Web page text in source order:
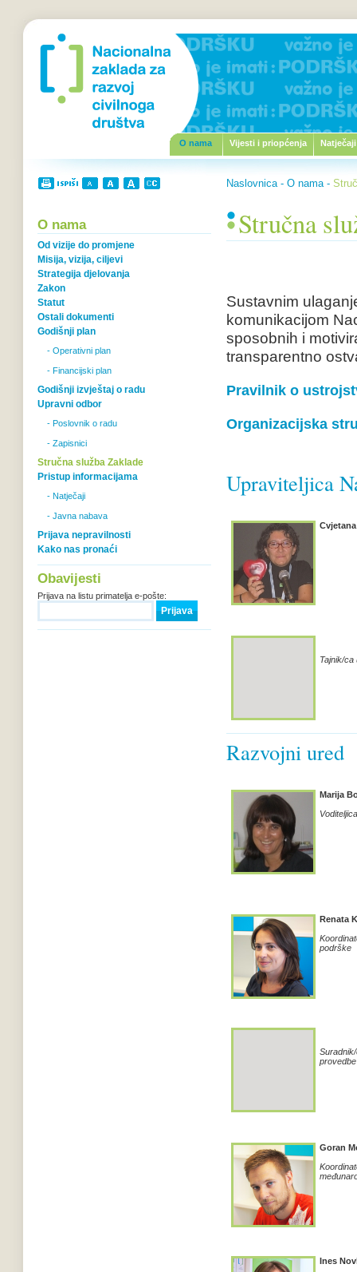
Natječaji
Vijesti i priopćenja
O nama
O nama
Od vizije do promjene
Misija, vizija, ciljevi
Strategija djelovanja
Zakon
Statut
Ostali dokumenti
Godišnji plan
- Operativni plan
- Financijski plan
Godišnji izvještaj o radu
Upravni odbor
- Poslovnik o radu
- Zapisnici
Stručna služba Zaklade
Pristup informacijama
- Natječaji
- Javna nabava
Prijava nepravilnosti
Kako nas pronaći
Obavijesti
Prijava na listu primatelja e-pošte:
Naslovnica- O nama-
Stručna
Sustavnim
komunikacijom
sposobnih i
transparentno
Pravilnik o
Organizacijska
Upraviteljica
Tajnik/ca
Razvojni ured
Marija
Renata
podrške
Goran
Ines